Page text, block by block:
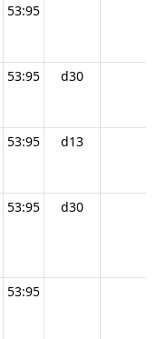
53:95
53:95 d30
53:95 d13
53:95 d30
53:95